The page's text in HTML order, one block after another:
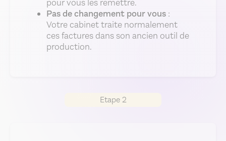
pour vous les remettre.
Pas de changement pour vous :
Votre cabinet traite normalement
ces factures dans son ancien outil de
production.
Etape 2